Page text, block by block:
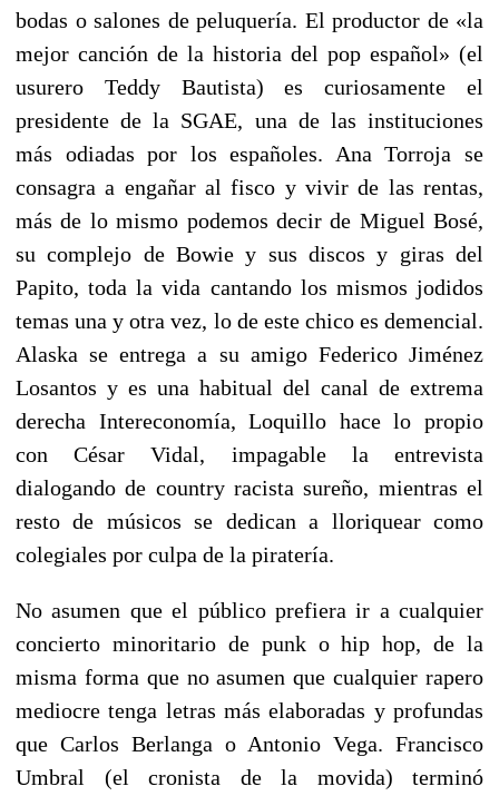
bodas o salones de peluquería. El productor de «la
mejor canción de la historia del pop español» (el
usurero Teddy Bautista) es curiosamente el
presidente de la SGAE, una de las instituciones
más odiadas por los españoles. Ana Torroja se
consagra a engañar al fisco y vivir de las rentas,
más de lo mismo podemos decir de Miguel Bosé,
su complejo de Bowie y sus discos y giras del
Papito, toda la vida cantando los mismos jodidos
temas una y otra vez, lo de este chico es demencial.
Alaska se entrega a su amigo Federico Jiménez
Losantos y es una habitual del canal de extrema
derecha Intereconomía, Loquillo hace lo propio
con César Vidal, impagable la entrevista
dialogando de country racista sureño, mientras el
resto de músicos se dedican a lloriquear como
colegiales por culpa de la piratería.
No asumen que el público prefiera ir a cualquier
concierto minoritario de punk o hip hop, de la
misma forma que no asumen que cualquier rapero
mediocre tenga letras más elaboradas y profundas
que Carlos Berlanga o Antonio Vega. Francisco
Umbral (el cronista de la movida) terminó